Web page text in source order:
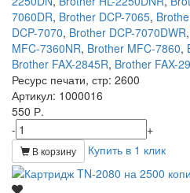
7060DR, Brother DCP-7065,
DCP-7070, Brother DCP-7070DWR,
MFC-7360NR, Brother MFC-7860,
Brother FAX-2845R, Brother FAX-
Ресурс печати, стр: 2600
Артикул: 1000016
550 Р.
-
+
В корзину Купить в 1 клик